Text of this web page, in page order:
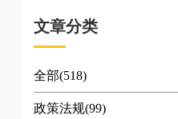
文章分类
全部(518)
政策法规(99)